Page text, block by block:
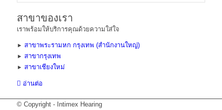
สาขาของเรา
เราพร้อมให้บริการคุณด้วยความใส่ใจ
► สาขาพระรามหก กรุงเทพ (สำนักงานใหญ่)
► สาขากรุงเทพ
► สาขาเชียงใหม่
อ่านต่อ
© Copyright - Intimex Hearing